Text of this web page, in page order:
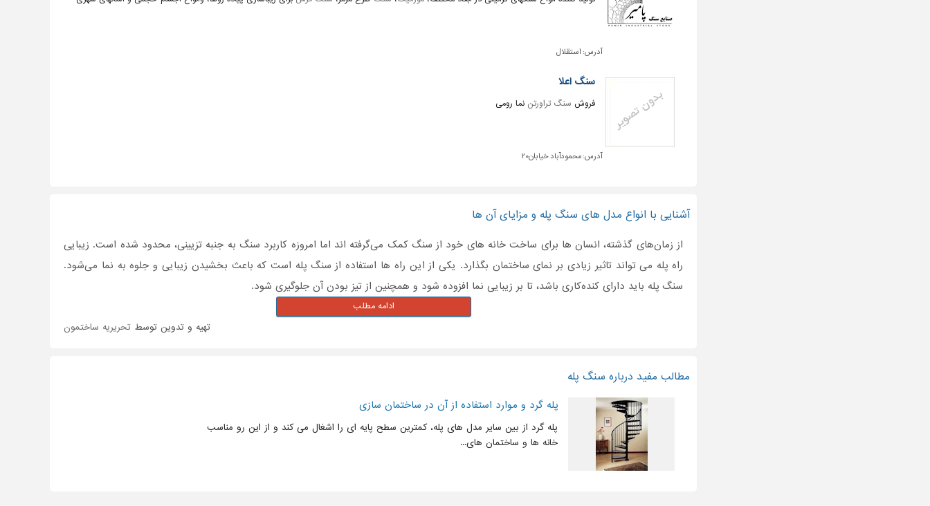
آدرس: استقلال
سنگ اعلا
فروش سنگ تراورتن نما رومی
آدرس:محمودآباد خیابان۲۰
آشنایی با انواع مدل های سنگ پله و مزایای آن ها
از زمان‌های گذشته، انسان ها برای ساخت خانه های خود از سنگ کمک می‌گرفته اند اما امروزه کاربرد سنگ به جنبه تزیینی، محدود شده است. زیبایی
راه پله می تواند تاثیر زیادی بر نمای ساختمان بگذارد. یکی از این راه ها استفاده از سنگ پله است که باعث بخشیدن زیبایی و جلوه به نما می‌شود.
سنگ پله باید دارای کنده‌کاری باشد، تا بر زیبایی نما افزوده شود و همچنین از تیز بودن آن جلوگیری شود.
ادامه مطلب
تهیه و تدوین توسط تحریریه ساختمون
مطالب مفید درباره سنگ پله
پله گرد و موارد استفاده از آن در ساختمان سازی
پله گرد از بین سایر مدل های پله، کمترین سطح پایه ای را اشغال می کند و از این رو مناسب
خانه ها و ساختمان های...